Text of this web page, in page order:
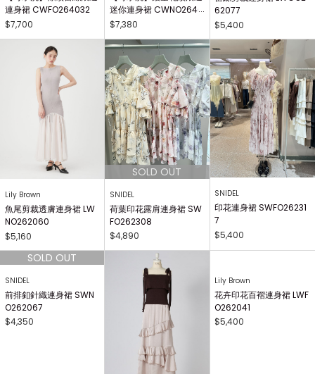
連身裙 CWFO264032
$7,700
迷你連身裙 CWNO2640
34
$7,380
62077
$5,400
Lily Brown
魚尾剪裁透膚連身裙 LW
NO262060
$5,160
SNIDEL
荷葉印花露肩連身裙 SW
FO262308
$4,890
SNIDEL
印花連身裙 SWFO26231
7
$5,400
SNIDEL
前排釦針織連身裙 SWN
O262067
$4,350
Lily Brown
花卉印花百褶連身裙 LWF
O262041
$5,400